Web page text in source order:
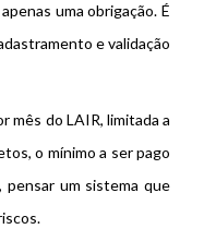
uma obrigação. É
e validação
mês do LAIR, limitada a
o mínimo a ser pago
pensar um sistema que